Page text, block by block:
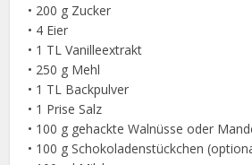
• 200 g Zucker
• 4 Eier
• 1 TL Vanilleextrakt
• 250 g Mehl
• 1 TL Backpulver
• 1 Prise Salz
• 100 g gehackte Walnüsse oder
• 100 g Schokoladenstückchen